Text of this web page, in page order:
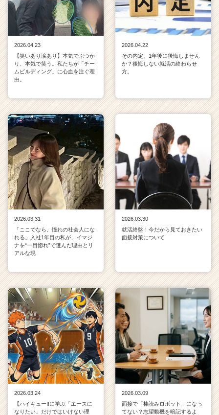
2026.04.23
【笑いあり涙あり】本気でぶつか
り、本気で笑う。私たちが「チー
ムビルディング」に心血を注ぐ理
由。
2026.04.22
その内定、1年後に後悔しません
か？後悔しない就活の終わらせ
方。
2026.03.31
「ここでなら、憧れの社会人にな
れる」入社1年目の私が、イマジ
ナを“一目惚れ”で選んだ理由とリ
アルな現
2026.03.30
就活終盤！今だから見ておきたい
面接対策について
2026.03.24
【ハイキュー!!に学ぶ「エースに
なりたい」だけではいけない理
2026.03.09
面接で「棒読みロボット」になっ
てない？志望動機を暗記するよ